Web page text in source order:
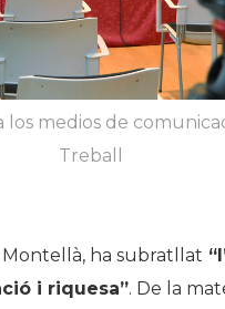
medios de
Treball
ha subratllat
i riquesa”. De la